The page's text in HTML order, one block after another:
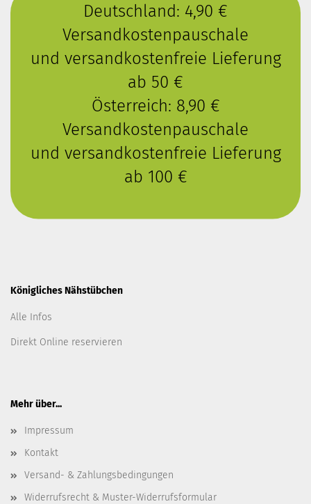
Deutschland: 4,90 €
Versandkostenpauschale
und versandkostenfreie Lieferung
ab 50 €
Österreich: 8,90 €
Versandkostenpauschale
und versandkostenfreie Lieferung
ab 100 €
Königliches Nähstübchen
Alle Infos
Direkt Online reservieren
Mehr über...
Impressum
Kontakt
Versand- & Zahlungsbedingungen
Widerrufsrecht & Muster-Widerrufsformular